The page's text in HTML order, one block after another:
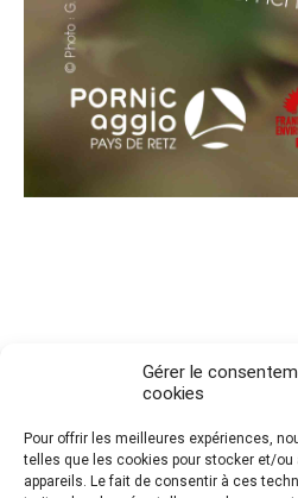
Gérer le
cookies
Pour offrir les meilleures expériences,
telles que les cookies pour stocker et/
appareils. Le fait de consentir à ces
Politique de cookies (UE)